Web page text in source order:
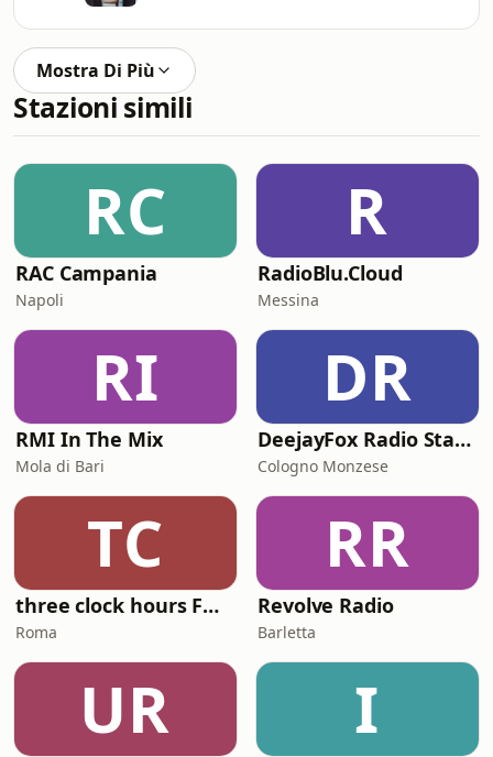
Mostra Di Più
Stazioni simili
RC
RAC Campania
Napoli
R
RadioBlu.Cloud
Messina
RI
RMI In The Mix
Mola di Bari
DR
DeejayFox Radio Station 2
Cologno Monzese
TC
three clock hours FM 2.0
Roma
RR
Revolve Radio
Barletta
UR I